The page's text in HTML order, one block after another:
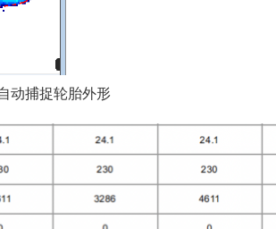
动捕捉轮胎外形